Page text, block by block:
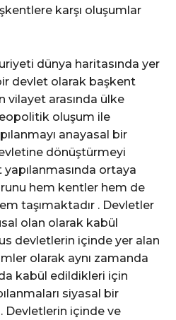
karşı oluşumlar
dünya haritasında yer
devlet olarak başkent
vilayet arasında ülke
oluşum ile
anayasal bir
dönüştürmeyi
yapılanmasında ortaya
hem kentler hem de
taşımaktadır . Devletler
olan olarak kabül
devletlerin içinde yer alan
olarak aynı zamanda
kabül edildikleri için
siyasal bir
Devletlerin içinde ve